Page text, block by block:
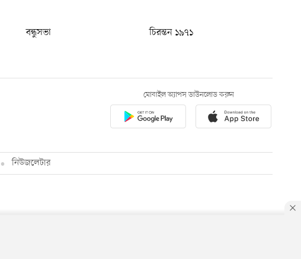
বন্ধুসভা
চিরন্তন ১৯৭১
মোবাইল অ্যাপস ডাউনলোড করুন
নিউজলেটার